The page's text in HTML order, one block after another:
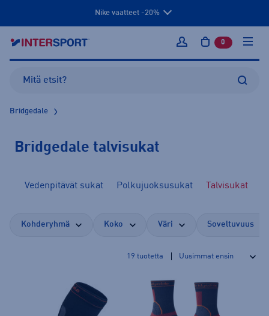
Nike vaatteet -20%
Kirjaudu sisään
0 tuotetta
Bridgedale
Bridgedale talvisukat
Vedenpitävät sukat Polkujuoksusukat Talvisukat
Kohderyhmä Koko Väri Soveltuvuus
19 tuotetta